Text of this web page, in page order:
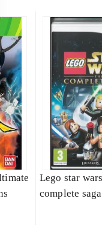
Lego star
complete saga